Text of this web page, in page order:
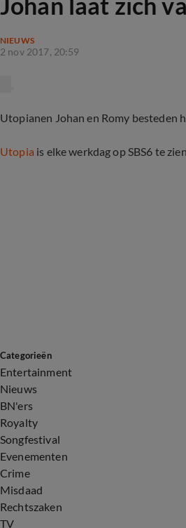
NIEUWS
2 nov 2017, 20:59
Utopianen Johan en Romy besteden
Utopia is elke werkdag op SBS6 te
Categorieën
Entertainment
Nieuws
BN'ers
Royalty
Songfestival
Evenementen
Crime
Misdaad
Rechtszaken
TV